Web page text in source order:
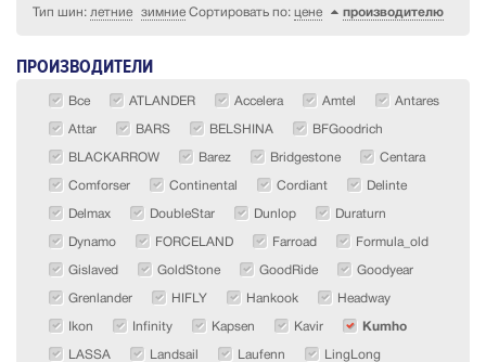
Тип шин: летние зимние Сортировать по: цене производителю
ПРОИЗВОДИТЕЛИ
Все ATLANDER Accelera Amtel Antares
Attar BARS BELSHINA BFGoodrich
BLACKARROW Barez Bridgestone Centara
Comforser Continental Cordiant Delinte
Delmax DoubleStar Dunlop Duraturn
Dynamo FORCELAND Farroad Formula_old
Gislaved GoldStone GoodRide Goodyear
Grenlander HIFLY Hankook Headway
Ikon Infinity Kapsen Kavir Kumho
LASSA Landsail Laufenn LingLong